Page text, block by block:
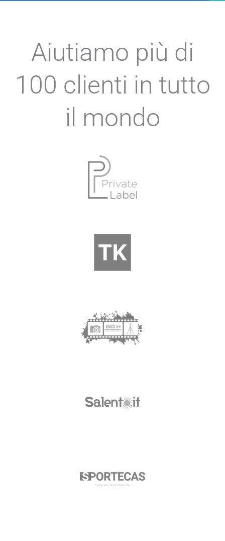
Aiutiamo più di
100 clienti in tutto
il mondo